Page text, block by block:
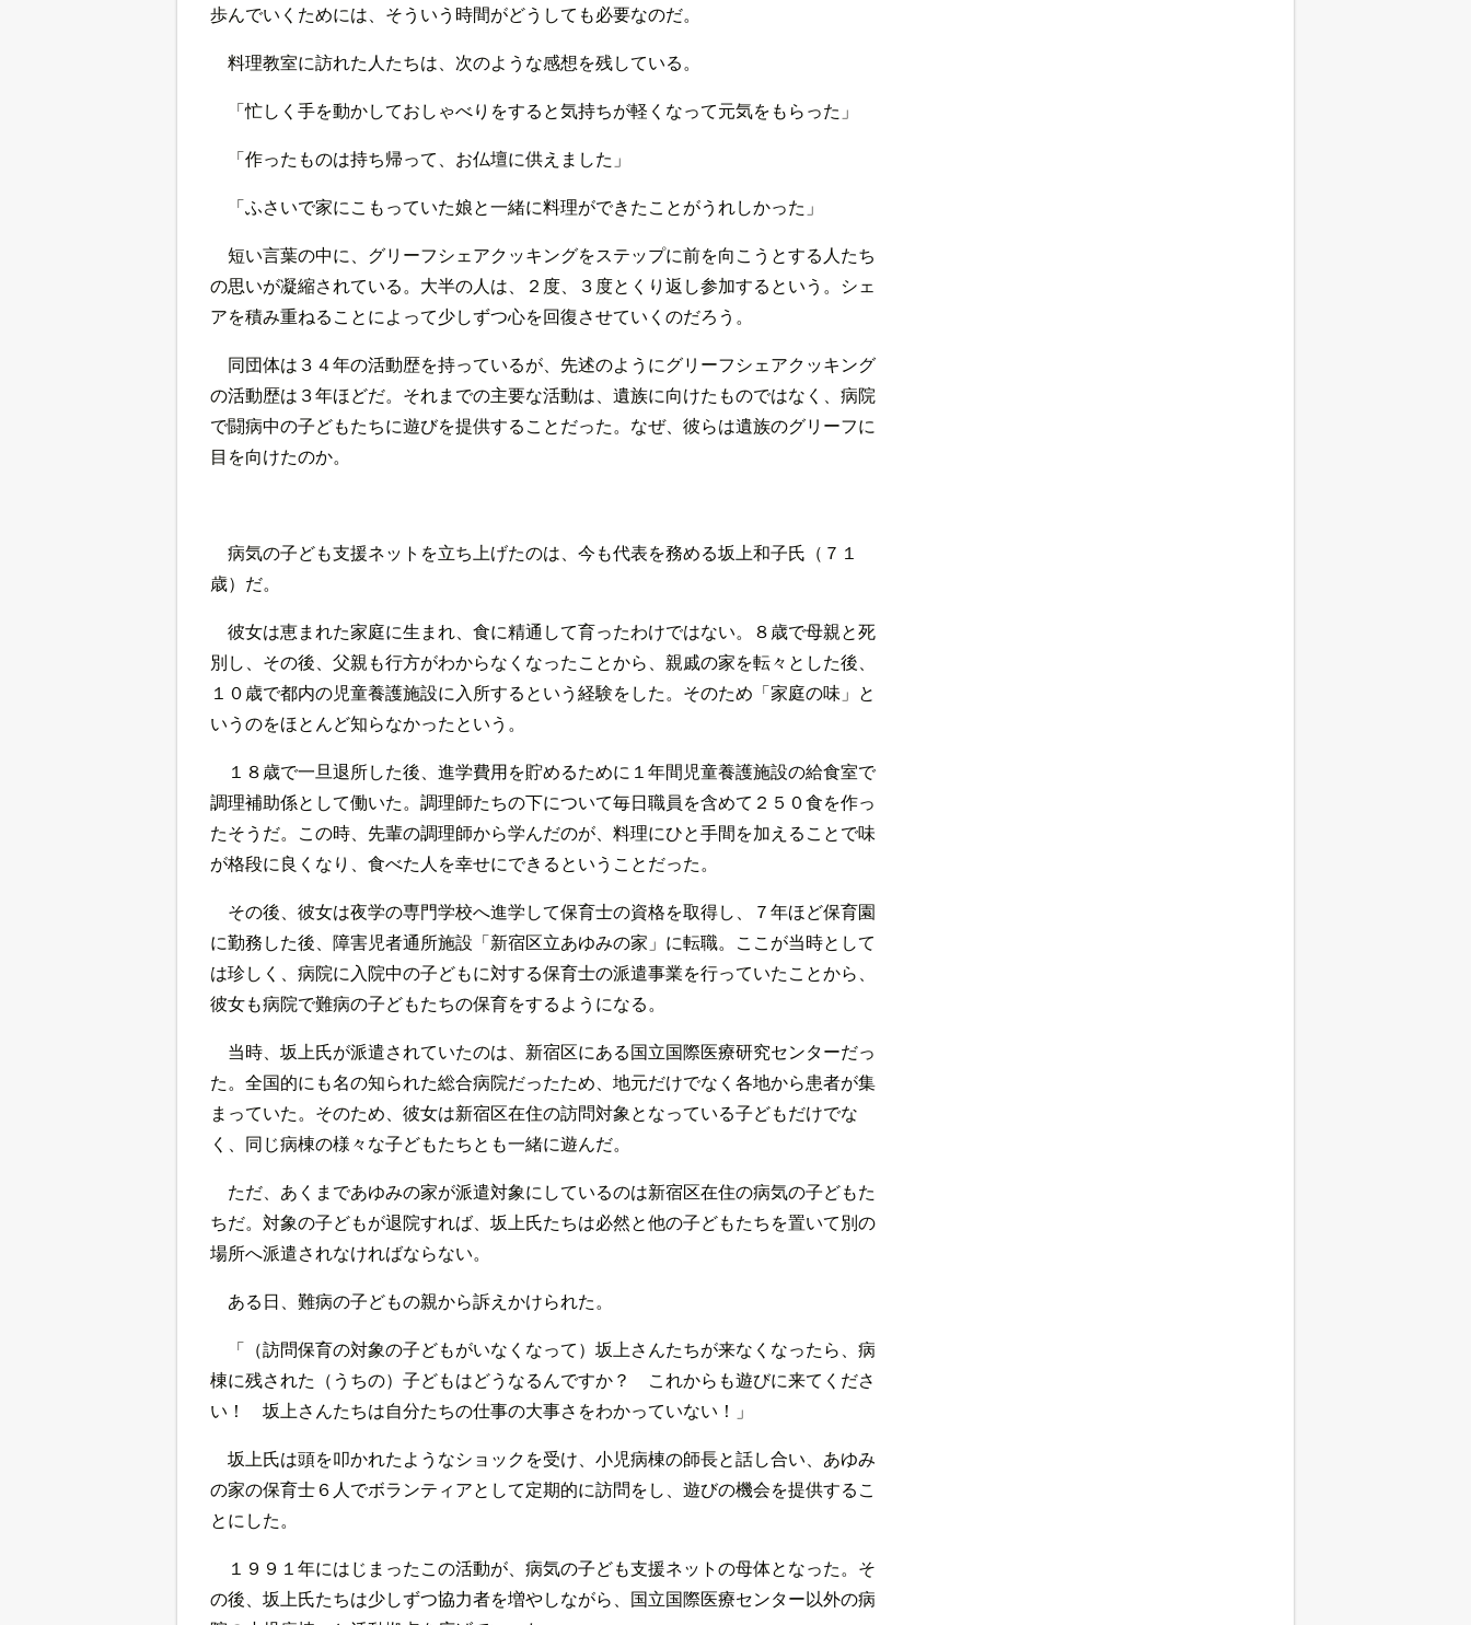
歩んでいくためには、そういう時間がどうしても必要なのだ。
料理教室に訪れた人たちは、次のような感想を残している。
「忙しく手を動かしておしゃべりをすると気持ちが軽くなって元気をもらった」
「作ったものは持ち帰って、お仏壇に供えました」
「ふさいで家にこもっていた娘と一緒に料理ができたことがうれしかった」
短い言葉の中に、グリーフシェアクッキングをステップに前を向こうとする人たち
の思いが凝縮されている。大半の人は、２度、３度とくり返し参加するという。シェ
アを積み重ねることによって少しずつ心を回復させていくのだろう。
同団体は３４年の活動歴を持っているが、先述のようにグリーフシェアクッキング
の活動歴は３年ほどだ。それまでの主要な活動は、遺族に向けたものではなく、病院
で闘病中の子どもたちに遊びを提供することだった。なぜ、彼らは遺族のグリーフに
目を向けたのか。
病気の子ども支援ネットを立ち上げたのは、今も代表を務める坂上和子氏（７１
歳）だ。
彼女は恵まれた家庭に生まれ、食に精通して育ったわけではない。８歳で母親と死
別し、その後、父親も行方がわからなくなったことから、親戚の家を転々とした後、
１０歳で都内の児童養護施設に入所するという経験をした。そのため「家庭の味」と
いうのをほとんど知らなかったという。
１８歳で一旦退所した後、進学費用を貯めるために１年間児童養護施設の給食室で
調理補助係として働いた。調理師たちの下について毎日職員を含めて２５０食を作っ
たそうだ。この時、先輩の調理師から学んだのが、料理にひと手間を加えることで味
が格段に良くなり、食べた人を幸せにできるということだった。
その後、彼女は夜学の専門学校へ進学して保育士の資格を取得し、７年ほど保育園
に勤務した後、障害児者通所施設「新宿区立あゆみの家」に転職。ここが当時として
は珍しく、病院に入院中の子どもに対する保育士の派遣事業を行っていたことから、
彼女も病院で難病の子どもたちの保育をするようになる。
当時、坂上氏が派遣されていたのは、新宿区にある国立国際医療研究センターだっ
た。全国的にも名の知られた総合病院だったため、地元だけでなく各地から患者が集
まっていた。そのため、彼女は新宿区在住の訪問対象となっている子どもだけでな
く、同じ病棟の様々な子どもたちとも一緒に遊んだ。
ただ、あくまであゆみの家が派遣対象にしているのは新宿区在住の病気の子どもた
ちだ。対象の子どもが退院すれば、坂上氏たちは必然と他の子どもたちを置いて別の
場所へ派遣されなければならない。
ある日、難病の子どもの親から訴えかけられた。
「（訪問保育の対象の子どもがいなくなって）坂上さんたちが来なくなったら、病
棟に残された（うちの）子どもはどうなるんですか？ これからも遊びに来てくださ
い！ 坂上さんたちは自分たちの仕事の大事さをわかっていない！」
坂上氏は頭を叩かれたようなショックを受け、小児病棟の師長と話し合い、あゆみ
の家の保育士６人でボランティアとして定期的に訪問をし、遊びの機会を提供するこ
とにした。
１９９１年にはじまったこの活動が、病気の子ども支援ネットの母体となった。そ
の後、坂上氏たちは少しずつ協力者を増やしながら、国立国際医療センター以外の病